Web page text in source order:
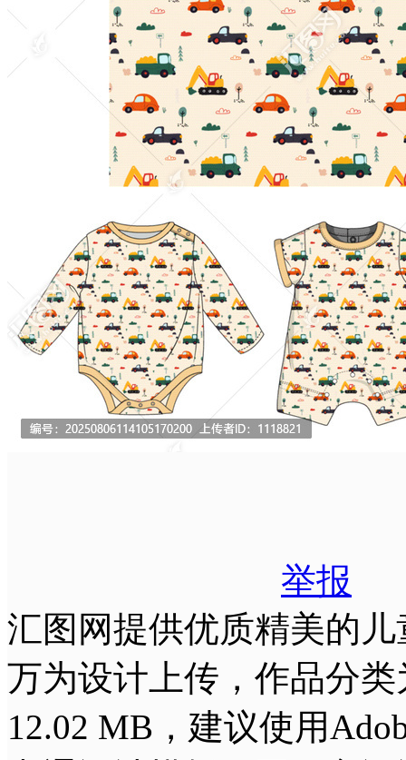
举报
汇图网提供优质精美的
万为设计上传，作品分
12.02 MB，建议使用